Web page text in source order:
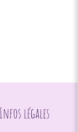
Infos légales